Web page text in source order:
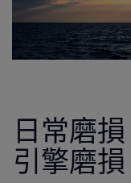
日常磨
引擎磨